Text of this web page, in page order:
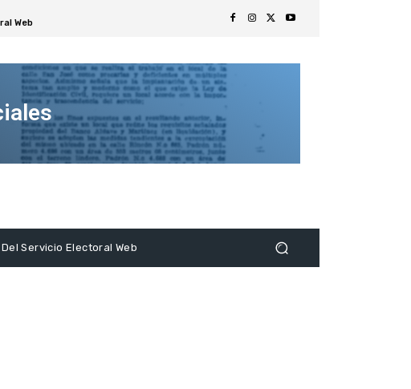
Web
Servicio Electoral Web